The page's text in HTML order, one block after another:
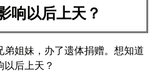
响以后上天？
弟姐妹，办了遗体捐赠。想知道
后上天？